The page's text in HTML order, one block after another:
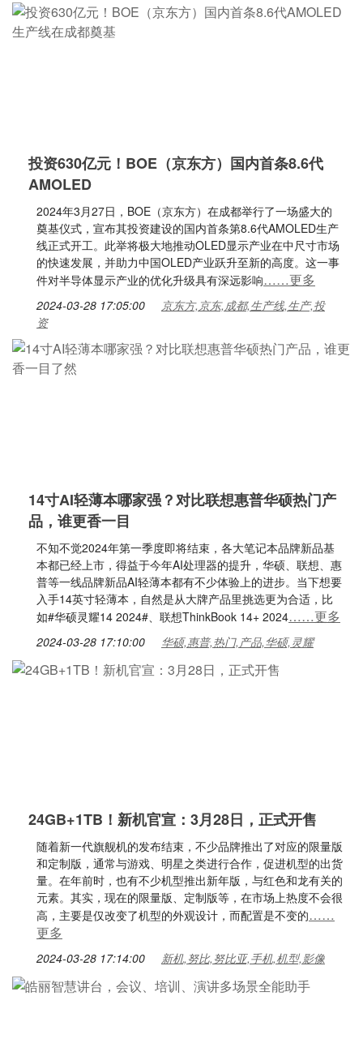
投资630亿元！BOE（京东方）国内首条8.6代
AMOLED
2024年3月27日，BOE（京东方）在成都举行了一场盛大的
奠基仪式，宣布其投资建设的国内首条第8.6代AMOLED生产
线正式开工。此举将极大地推动OLED显示产业在中尺寸市场
的快速发展，并助力中国OLED产业跃升至新的高度。这一事
件对半导体显示产业的优化升级具有深远影响……更多
2024-03-28 17:05:00
京东方,京东,成都,生产线,生产,投
资
14寸AI轻薄本哪家强？对比联想惠普华硕热门产
品，谁更香一目
不知不觉2024年第一季度即将结束，各大笔记本品牌新品基
本都已经上市，得益于今年AI处理器的提升，华硕、联想、惠
普等一线品牌新品AI轻薄本都有不少体验上的进步。当下想要
入手14英寸轻薄本，自然是从大牌产品里挑选更为合适，比
如#华硕灵耀14 2024#、联想ThinkBook 14+ 2024……更多
2024-03-28 17:10:00 华硕,惠普,热门,产品,华硕,灵耀
24GB+1TB！新机官宣：3月28日，正式开售
随着新一代旗舰机的发布结束，不少品牌推出了对应的限量版
和定制版，通常与游戏、明星之类进行合作，促进机型的出货
量。在年前时，也有不少机型推出新年版，与红色和龙有关的
元素。其实，现在的限量版、定制版等，在市场上热度不会很
高，主要是仅改变了机型的外观设计，而配置是不变的……
更多
2024-03-28 17:14:00 新机,努比,努比亚,手机,机型,影像